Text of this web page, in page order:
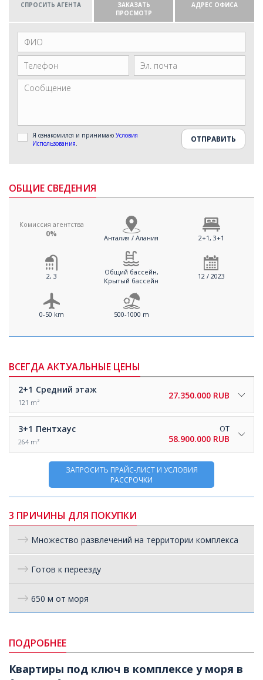
СПРОСИТЬ АГЕНТА
ЗАКАЗАТЬ
ПРОСМОТР
АДРЕС ОФИСА
Я ознакомился и принимаю Условия
Использования
ОБЩИЕ СВЕДЕНИЯ
Комиссия агентства
0% Анталия / Алания 2+1, 3+1
2, 3
Общий бассейн,
Крытый бассейн
12 / 2023
0-50 km 500-1000 m
ВСЕГДА АКТУАЛЬНЫЕ ЦЕНЫ
2+1 Средний этаж
121 m²
27.350.000 RUB
3+1 Пентхаус
264 m²
ОТ
58.900.000 RUB
ЗАПРОСИТЬ ПРАЙС-ЛИСТ И УСЛОВИЯ
РАССРОЧКИ
3 ПРИЧИНЫ ДЛЯ ПОКУПКИ
Множество развлечений на территории комплекса
Готов к переезду
650 м от моря
ПОДРОБНЕЕ
Квартиры под ключ в комплексе у моря в